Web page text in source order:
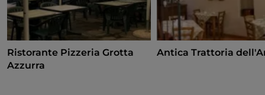
Ristorante Pizzeria Grotta
Azzurra
Antica Trattoria